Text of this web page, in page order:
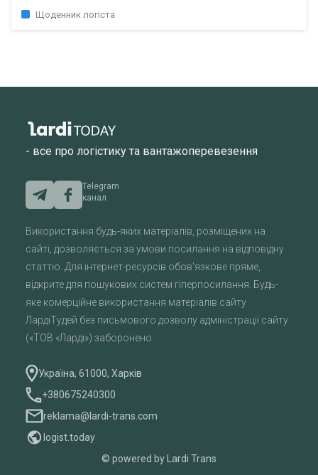
Щоденник логіста
- все про логістику та вантажоперевезення
Telegram
канал
Використання будь-яких матеріалів, розміщених на
сайті, дозволяється за умови посилання на відповідну
статтю. Для інтернет-ресурсів обов'язкове пряме,
відкрите для пошукових систем гіперпосилання. Будь-
яке комерційне використання матеріалів сайту
ЛардіТудей без письмового дозволу адміністрації сайту
(«ТОВ «Ларді») заборонено.
Україна, 61000, Харків
+380675240300
reklama@lardi-trans.com
logist.today
© powered by Lardi Trans